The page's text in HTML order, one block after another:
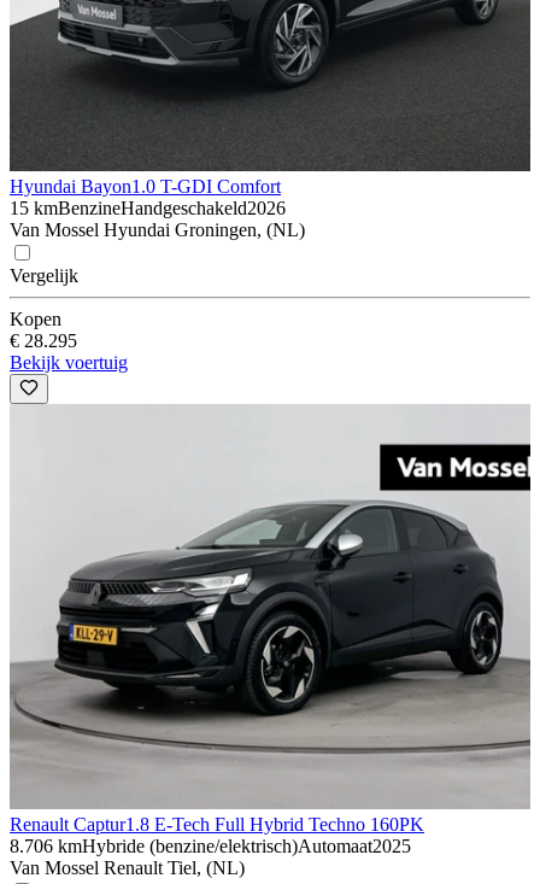
Hyundai Bayon1.0 T-GDI Comfort
15 kmBenzineHandgeschakeld2026
Van Mossel Hyundai Groningen, (NL)
Vergelijk
Kopen
€ 28.295
Bekijk voertuig
Renault Captur1.8 E-Tech Full Hybrid Techno 160PK
8.706 kmHybride (benzine/elektrisch)Automaat2025
Van Mossel Renault Tiel, (NL)